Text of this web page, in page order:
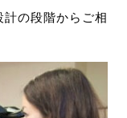
の段階からご相